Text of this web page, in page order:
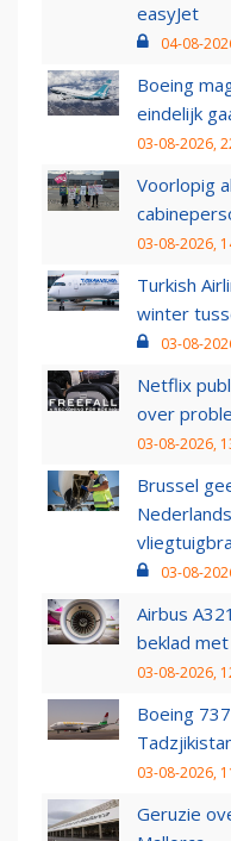
easyJet
04-08-
Boeing
eindelijk
03-08-2026,
Voorlopig
03-08-2026,
Turkish
winter
03-08-
Netflix
over
03-08-2026,
Brussel
03-08-
Airbus
beklad
03-08-2026,
Boeing
03-08-2026,
Geruzie